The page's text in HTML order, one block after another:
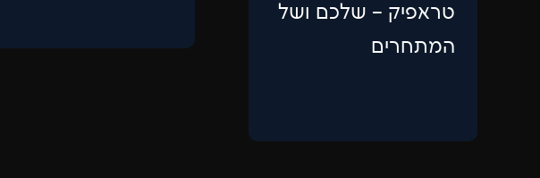
טראפיק – שלכם ושל
המתחרים